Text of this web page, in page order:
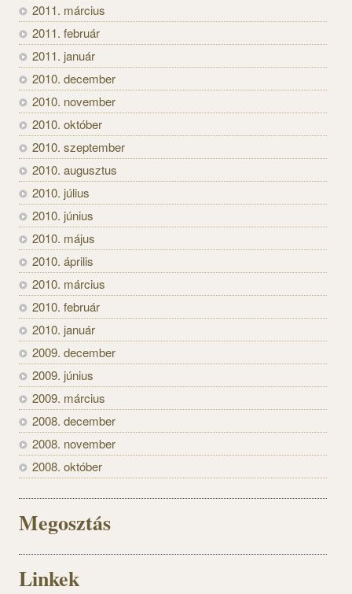
2011. március
2011. február
2011. január
2010. december
2010. november
2010. október
2010. szeptember
2010. augusztus
2010. július
2010. június
2010. május
2010. április
2010. március
2010. február
2010. január
2009. december
2009. június
2009. március
2008. december
2008. november
2008. október
Megosztás
Linkek